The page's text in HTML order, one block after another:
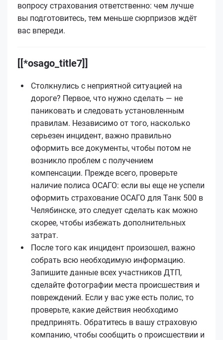
вопросу страхования ответственно: чем лучше
вы подготовитесь, тем меньше сюрпризов ждёт
вас впереди.
[[*osago_title7]]
Столкнулись с неприятной ситуацией на
дороге? Первое, что нужно сделать — не
паниковать и следовать установленным
правилам. Независимо от того, насколько
серьезен инцидент, важно правильно
оформить все документы, чтобы потом не
возникло проблем с получением
компенсации. Прежде всего, проверьте
наличие полиса ОСАГО: если вы еще не успели
оформить страхование ОСАГО для Танк 500 в
Челябинске, это следует сделать как можно
скорее, чтобы избежать дополнительных
затрат.
После того как инцидент произошел, важно
собрать всю необходимую информацию.
Запишите данные всех участников ДТП,
сделайте фотографии места происшествия и
повреждений. Если у вас уже есть полис, то
проверьте, какие действия необходимо
предпринять. Обратитесь в вашу страховую
компанию, чтобы сообщить о происшествии и